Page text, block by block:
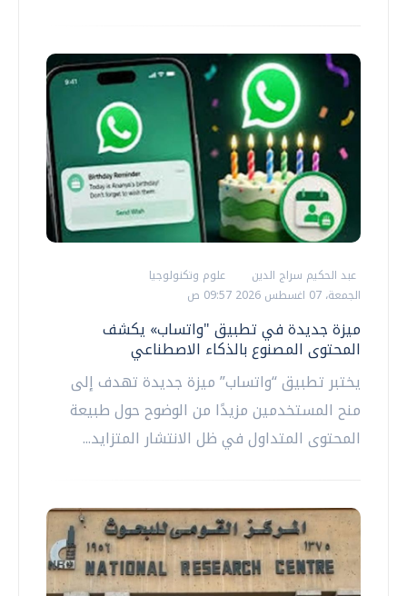
عبد الحكيم سراج الدين
علوم وتكنولوجيا
الجمعة، 07 اغسطس 2026 09:57 ص
ميزة جديدة في تطبيق "واتساب» يكشف
المحتوى المصنوع بالذكاء الاصطناعي
يختبر تطبيق “واتساب” ميزة جديدة تهدف إلى
منح المستخدمين مزيدًا من الوضوح حول طبيعة
المحتوى المتداول في ظل الانتشار المتزايد...